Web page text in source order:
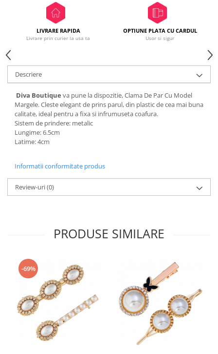
LIVRARE RAPIDA
Livrare prin curier la usa ta
OPTIUNE PLATA CU CARDUL
Usor si sigur
Descriere
Diva Boutique va pune la dispozitie, Clama De Par Cu Model
Margele. Cleste elegant de prins parul, din plastic de cea mai buna
calitate, ideal pentru a fixa si infrumuseta coafura.
Sistem de prindere: metalic
Lungime: 6.5cm
Latime: 4cm
Informatii conformitate produs
Review-uri(0)
PRODUSE SIMILARE
-69%